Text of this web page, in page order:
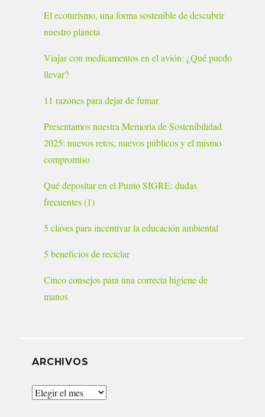
El ecoturismo, una forma sostenible de descubrir
nuestro planeta
Viajar con medicamentos en el avión: ¿Qué puedo
llevar?
11 razones para dejar de fumar
Presentamos nuestra Memoria de Sostenibilidad
2025: nuevos retos, nuevos públicos y el mismo
compromiso
Qué depositar en el Punto SIGRE: dudas
frecuentes (1)
5 claves para incentivar la educación ambiental
5 beneficios de reciclar
Cinco consejos para una correcta higiene de
manos
ARCHIVOS
Archivos